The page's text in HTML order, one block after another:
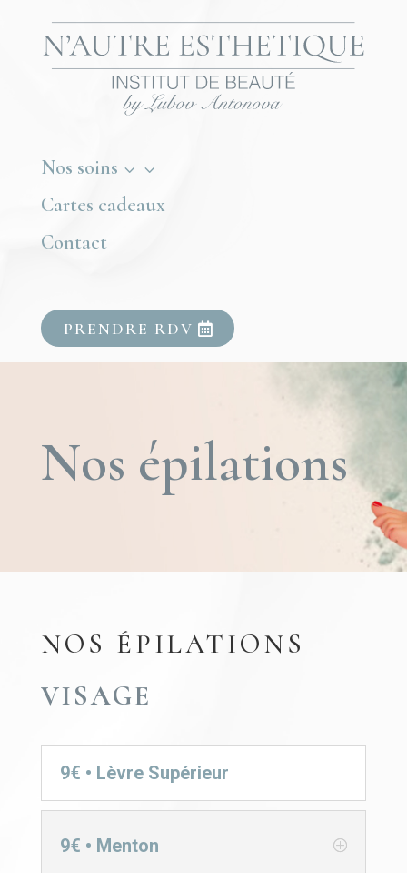
Nos soins 3
Cartes cadeaux
Contact
PRENDRE RDV
Nos épilations
NOS ÉPILATIONS
VISAGE
9€ • Lèvre Supérieur
9€ • Menton